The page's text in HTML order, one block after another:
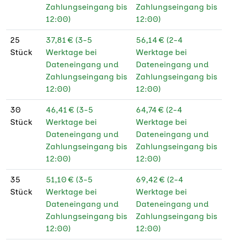
Zahlungseingang bis
12:00)
Zahlungseingang bis
12:00)
25
Stück
37,81 € (3-5
Werktage bei
Dateneingang und
Zahlungseingang bis
12:00)
56,14 € (2-4
Werktage bei
Dateneingang und
Zahlungseingang bis
12:00)
30
Stück
46,41 € (3-5
Werktage bei
Dateneingang und
Zahlungseingang bis
12:00)
64,74 € (2-4
Werktage bei
Dateneingang und
Zahlungseingang bis
12:00)
35
Stück
51,10 € (3-5
Werktage bei
Dateneingang und
Zahlungseingang bis
12:00)
69,42 € (2-4
Werktage bei
Dateneingang und
Zahlungseingang bis
12:00)